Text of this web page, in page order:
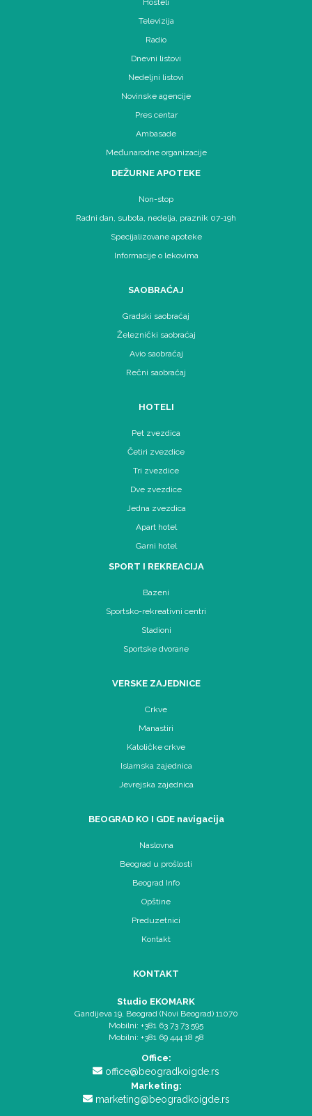
Televizija
Radio
Dnevni listovi
Nedeljni listovi
Novinske agencije
Pres centar
Ambasade
Međunarodne organizacije
DEŽURNE APOTEKE
Non-stop
Radni dan, subota, nedelja, praznik 07-19h
Specijalizovane apoteke
Informacije o lekovima
SAOBRAĆAJ
Gradski saobraćaj
Železnički saobraćaj
Avio saobraćaj
Rečni saobraćaj
HOTELI
Pet zvezdica
Četiri zvezdice
Tri zvezdice
Dve zvezdice
Jedna zvezdica
Apart hotel
Garni hotel
SPORT I REKREACIJA
Bazeni
Sportsko-rekreativni centri
Stadioni
Sportske dvorane
VERSKE ZAJEDNICE
Crkve
Manastiri
Katoličke crkve
Islamska zajednica
Jevrejska zajednica
BEOGRAD KO I GDE navigacija
Naslovna
Beograd u prošlosti
Beograd Info
Opštine
Preduzetnici
Kontakt
KONTAKT
Studio EKOMARK
Gandijeva 19, Beograd (Novi Beograd) 11070
Mobilni: +381 63 73 73 595
Mobilni: +381 69 444 18 58
Office:
office@beogradkoigde.rs
Marketing:
marketing@beogradkoigde.rs